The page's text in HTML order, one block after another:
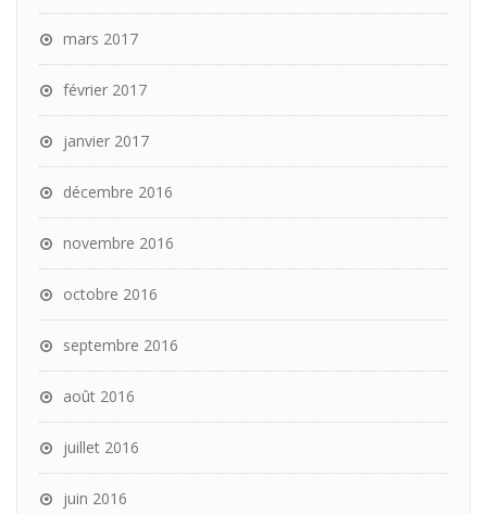
mars 2017
février 2017
janvier 2017
décembre 2016
novembre 2016
octobre 2016
septembre 2016
août 2016
juillet 2016
juin 2016